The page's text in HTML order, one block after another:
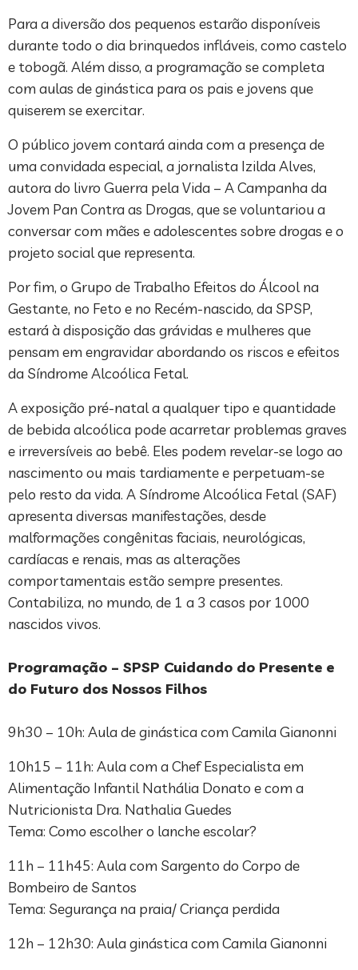
Para a diversão dos pequenos estarão disponíveis
durante todo o dia brinquedos infláveis, como castelo
e tobogã. Além disso, a programação se completa
com aulas de ginástica para os pais e jovens que
quiserem se exercitar.
O público jovem contará ainda com a presença de
uma convidada especial, a jornalista Izilda Alves,
autora do livro Guerra pela Vida – A Campanha da
Jovem Pan Contra as Drogas, que se voluntariou a
conversar com mães e adolescentes sobre drogas e o
projeto social que representa.
Por fim, o Grupo de Trabalho Efeitos do Álcool na
Gestante, no Feto e no Recém-nascido, da SPSP,
estará à disposição das grávidas e mulheres que
pensam em engravidar abordando os riscos e efeitos
da Síndrome Alcoólica Fetal.
A exposição pré-natal a qualquer tipo e quantidade
de bebida alcoólica pode acarretar problemas graves
e irreversíveis ao bebê. Eles podem revelar-se logo ao
nascimento ou mais tardiamente e perpetuam-se
pelo resto da vida. A Síndrome Alcoólica Fetal (SAF)
apresenta diversas manifestações, desde
malformações congênitas faciais, neurológicas,
cardíacas e renais, mas as alterações
comportamentais estão sempre presentes.
Contabiliza, no mundo, de 1 a 3 casos por 1000
nascidos vivos.
Programação – SPSP Cuidando do Presente e
do Futuro dos Nossos Filhos
9h30 – 10h: Aula de ginástica com Camila Gianonni
10h15 – 11h: Aula com a Chef Especialista em
Alimentação Infantil Nathália Donato e com a
Nutricionista Dra. Nathalia Guedes
Tema: Como escolher o lanche escolar?
11h – 11h45: Aula com Sargento do Corpo de
Bombeiro de Santos
Tema: Segurança na praia/ Criança perdida
12h – 12h30: Aula ginástica com Camila Gianonni